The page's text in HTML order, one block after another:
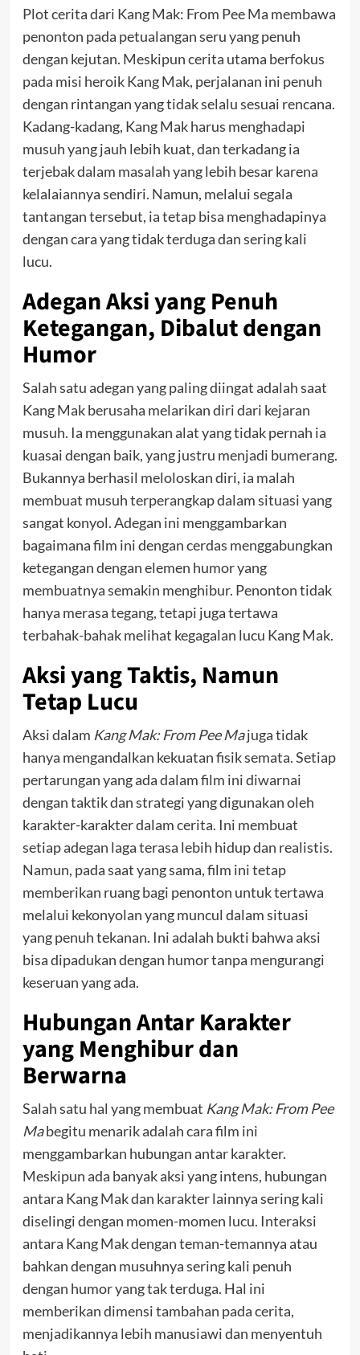
Plot cerita dari Kang Mak: From Pee Ma membawa
penonton pada petualangan seru yang penuh
dengan kejutan. Meskipun cerita utama berfokus
pada misi heroik Kang Mak, perjalanan ini penuh
dengan rintangan yang tidak selalu sesuai rencana.
Kadang-kadang, Kang Mak harus menghadapi
musuh yang jauh lebih kuat, dan terkadang ia
terjebak dalam masalah yang lebih besar karena
kelalaiannya sendiri. Namun, melalui segala
tantangan tersebut, ia tetap bisa menghadapinya
dengan cara yang tidak terduga dan sering kali
lucu.
Adegan Aksi yang Penuh
Ketegangan, Dibalut dengan
Humor
Salah satu adegan yang paling diingat adalah saat
Kang Mak berusaha melarikan diri dari kejaran
musuh. Ia menggunakan alat yang tidak pernah ia
kuasai dengan baik, yang justru menjadi bumerang.
Bukannya berhasil meloloskan diri, ia malah
membuat musuh terperangkap dalam situasi yang
sangat konyol. Adegan ini menggambarkan
bagaimana film ini dengan cerdas menggabungkan
ketegangan dengan elemen humor yang
membuatnya semakin menghibur. Penonton tidak
hanya merasa tegang, tetapi juga tertawa
terbahak-bahak melihat kegagalan lucu Kang Mak.
Aksi yang Taktis, Namun
Tetap Lucu
Aksi dalam Kang Mak: From Pee Majuga tidak
hanya mengandalkan kekuatan fisik semata. Setiap
pertarungan yang ada dalam film ini diwarnai
dengan taktik dan strategi yang digunakan oleh
karakter-karakter dalam cerita. Ini membuat
setiap adegan laga terasa lebih hidup dan realistis.
Namun, pada saat yang sama, film ini tetap
memberikan ruang bagi penonton untuk tertawa
melalui kekonyolan yang muncul dalam situasi
yang penuh tekanan. Ini adalah bukti bahwa aksi
bisa dipadukan dengan humor tanpa mengurangi
keseruan yang ada.
Hubungan Antar Karakter
yang Menghibur dan
Berwarna
Salah satu hal yang membuat Kang Mak: From Pee
Mabegitu menarik adalah cara film ini
menggambarkan hubungan antar karakter.
Meskipun ada banyak aksi yang intens, hubungan
antara Kang Mak dan karakter lainnya sering kali
diselingi dengan momen-momen lucu. Interaksi
antara Kang Mak dengan teman-temannya atau
bahkan dengan musuhnya sering kali penuh
dengan humor yang tak terduga. Hal ini
memberikan dimensi tambahan pada cerita,
menjadikannya lebih manusiawi dan menyentuh